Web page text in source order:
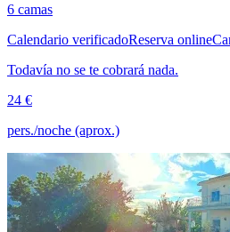
6 camas
Calendario verificadoReserva online
Todavía no se te cobrará nada.
24 €
pers./noche (aprox.)